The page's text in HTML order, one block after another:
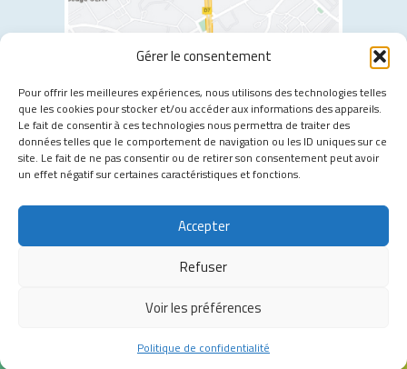
Gérer le consentement
Pour offrir les meilleures expériences, nous utilisons des technologies telles
que les cookies pour stocker et/ou accéder aux informations des appareils.
Le fait de consentir à ces technologies nous permettra de traiter des
données telles que le comportement de navigation ou les ID uniques sur ce
site. Le fait de ne pas consentir ou de retirer son consentement peut avoir
un effet négatif sur certaines caractéristiques et fonctions.
Accepter
Refuser
Voir les préférences
Politique de confidentialité
2 allée Jules Gravereaux, 94400 Vitry-sur-Seine
Les transports à proximité :
Tramway T7- Moulin Vert
Métro 7- Villejuif Louis Aragon
Bus 132- Moulin Vert
Bus 183- Bretagne